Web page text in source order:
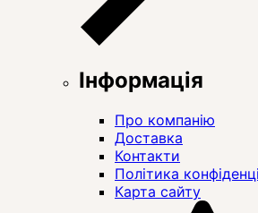
Інформація
Про компанію
Доставка
Контакти
Політика
Карта сайту